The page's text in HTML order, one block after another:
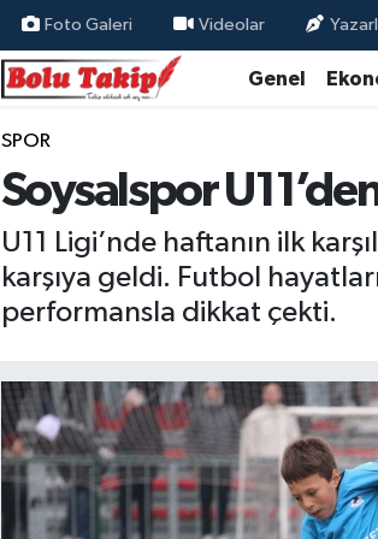
Foto Galeri Videolar
Genel
SPOR
Soysalspor
U11 Ligi’nde haftanın ilk
karşıya geldi. Futbol
performansla dikkat çekti.